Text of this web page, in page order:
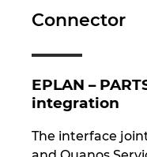
Connector
EPLAN –
integration
The interface
Poland